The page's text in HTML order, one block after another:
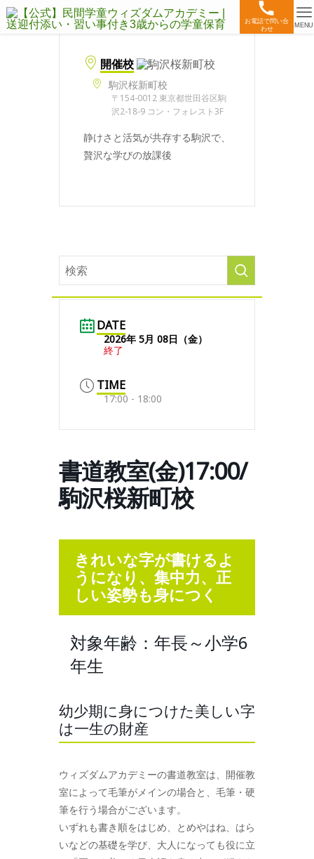
お電話で問い合
わせ
MENU
開催校
駒沢桜新町校
〒154-0012 東京都世田谷区駒
沢2-18-9 コン・フォレスト3F
静けさと活気が共存する駒沢で、
贅沢な学びの放課後
DATE
2026年 5月 08日（金）
終了
TIME
17:00 - 18:00
書道教室(金)17:00/
駒沢桜新町校
きれいな字が書けるよ
うになり、集中力、正
しい姿勢も身につく
対象年齢：年長～小学6
年生
幼少期に身につけた美しい字
は一生の財産
ウィズダムアカデミーの書道教室は、開催教
室によって毛筆がメインの場合と、毛筆・硬
筆を行う場合がございます。
いずれも書き順をはじめ、とめやはね、はら
いなどの基礎を学び、大人になっても役に立